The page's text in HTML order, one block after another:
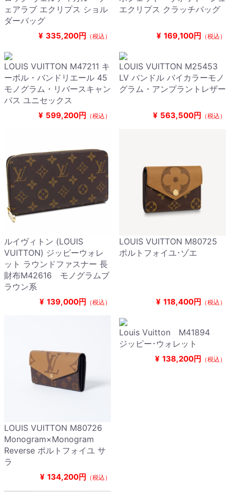
ェアラブ エクリプス ショル
ダーバッグ
¥ 335,200円 （税込）
エクリプス クラッチバッグ
¥ 169,100円 （税込）
LOUIS VUITTON M47211 キ
ーポル・バンドリエール 45
モノグラム・リバースキャン
バス ユニセックス
¥ 599,200円 （税込）
LOUIS VUITTON M25453
LV バンドル バイカラーモノ
グラム・アンプラントレザー
¥ 563,500円 （税込）
ルイヴィトン (LOUIS
VUITTON) ジッピーウォレ
ット ラウンドファスナー 長
財布M42616 モノグラムブ
ラウン系
¥ 139,000円 （税込）
LOUIS VUITTON M80725
ポルトフォイユ･ゾエ
¥ 118,400円 （税込）
LOUIS VUITTON M80726
Monogram×Monogram
Reverse ポルトフォイユ サ
ラ
¥ 134,200円 （税込）
Louis Vuitton M41894
ジッピー･ウォレット
¥ 138,200円 （税込）